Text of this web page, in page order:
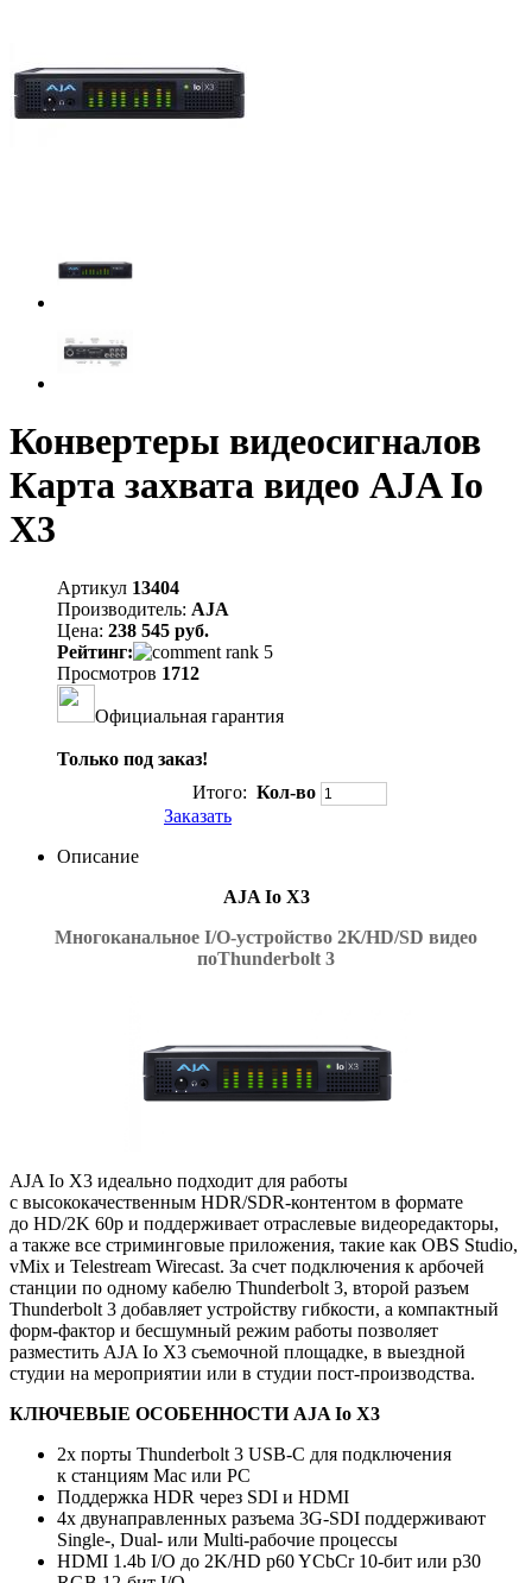
Конвертеры видеосигналов
Карта захвата видео AJA Io
X3
Артикул 13404
Производитель: AJA
Цена: 238 545 руб.
Рейтинг:
Просмотров 1712
Официальная гарантия
Только под заказ!
Итого: Кол-во
Заказать
Описание
AJA Io X3
Многоканальное I/O-устройство 2K/HD/SD видео
поThunderbolt 3
AJA Io X3 идеально подходит для работы
с высококачественным HDR/SDR-контентом в формате
до HD/2K 60p и поддерживает отраслевые видеоредакторы,
а также все стриминговые приложения, такие как OBS Studio,
vMix и Telestream Wirecast. За счет подключения к арбочей
станции по одному кабелю Thunderbolt 3, второй разъем
Thunderbolt 3 добавляет устройству гибкости, а компактный
форм-фактор и бесшумный режим работы позволяет
разместить AJA Io X3 съемочной площадке, в выездной
студии на мероприятии или в студии пост-производства.
КЛЮЧЕВЫЕ ОСОБЕННОСТИ AJA Io X3
2х порты Thunderbolt 3 USB-C для подключения
к станциям Mac или PC
Поддержка HDR через SDI и HDMI
4х двунаправленных разъема 3G-SDI поддерживают
Single-, Dual- или Multi-рабочие процессы
HDMI 1.4b I/O до 2K/HD p60 YCbCr 10-бит или p30